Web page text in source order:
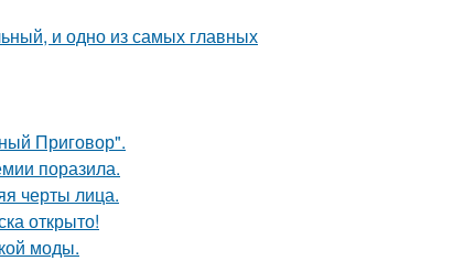
и одно из самых главных
Приговор".
поразила.
черты лица.
открыто!
моды.